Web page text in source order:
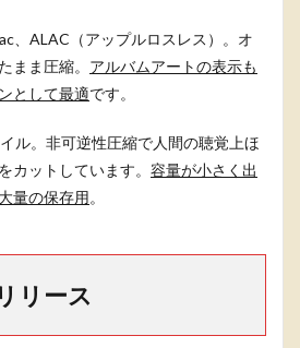
、ALAC（アップルロスレス）。オ
まま圧縮。 アルバムアートの表示も
として最適です。
ル。非可逆性圧縮で人間の聴覚上ほ
カットしています。 容量が小さく出
量の保存用。
リース